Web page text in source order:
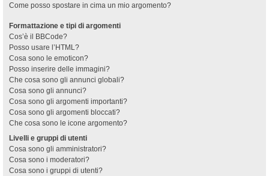
Come posso spostare in cima un mio argomento?
Formattazione e tipi di argomenti
Cos’è il BBCode?
Posso usare l’HTML?
Cosa sono le emoticon?
Posso inserire delle immagini?
Che cosa sono gli annunci globali?
Cosa sono gli annunci?
Cosa sono gli argomenti importanti?
Cosa sono gli argomenti bloccati?
Che cosa sono le icone argomento?
Livelli e gruppi di utenti
Cosa sono gli amministratori?
Cosa sono i moderatori?
Cosa sono i gruppi di utenti?